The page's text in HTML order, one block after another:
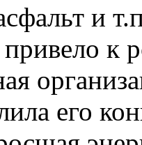
и
к
его